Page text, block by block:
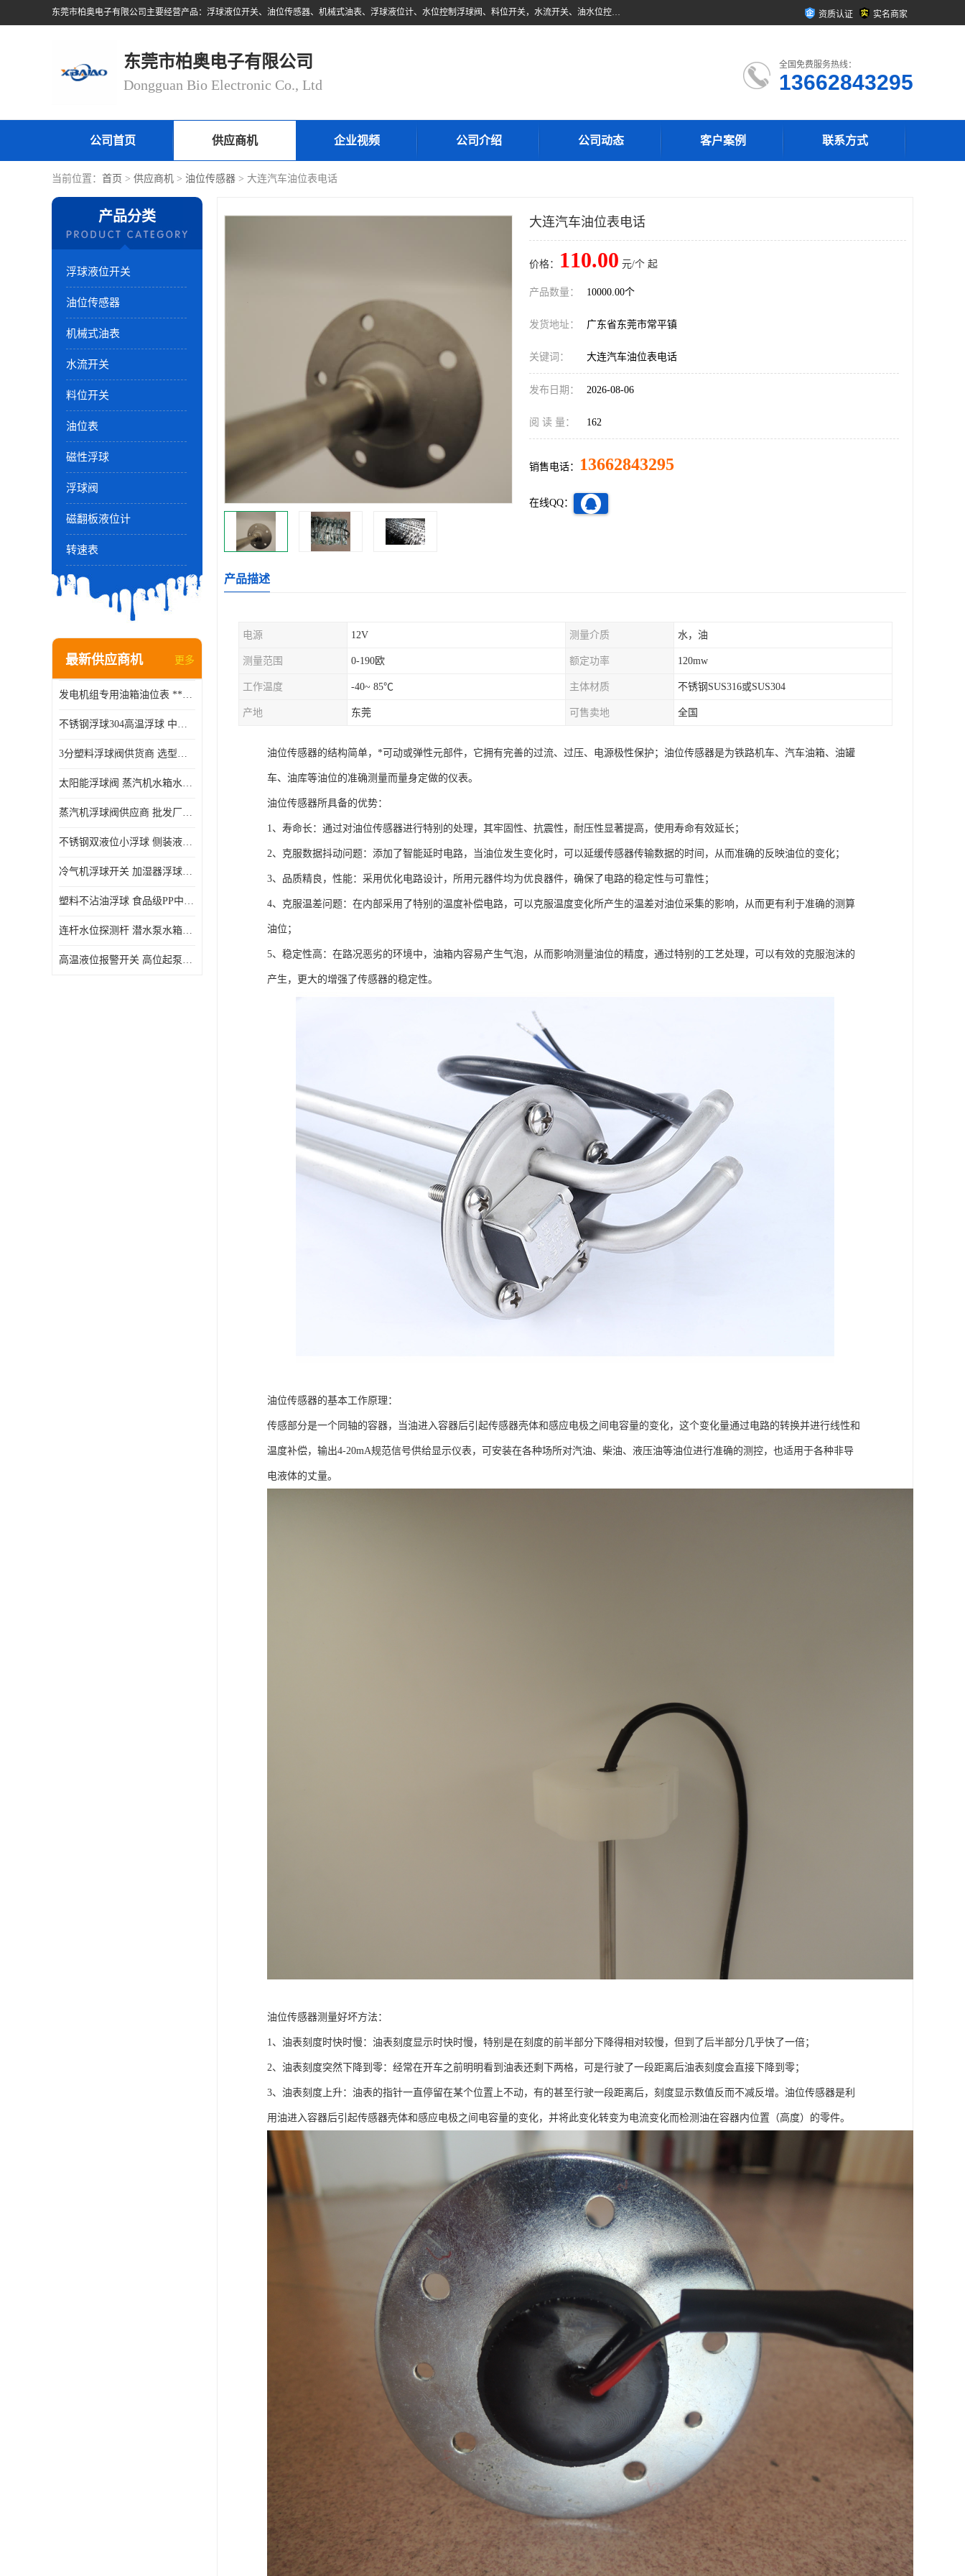
东莞市柏奥电子有限公司主要经营产品：浮球液位开关、油位传感器、机械式油表、浮球液位计、水位控制浮球阀、料位开关，水流开关、油水位控制配套仪表等。柏奥电子，您可信赖的合作伙伴 资质认证 实名商家
东莞市柏奥电子有限公司
Dongguan Bio Electronic Co., Ltd
全国免费服务热线：
13662843295
公司首页 供应商机 企业视频 公司介绍 公司动态 客户案例 联系方式
当前位置： 首页 > 供应商机 > 油位传感器 > 大连汽车油位表电话
产品分类
浮球液位开关
油位传感器
机械式油表
水流开关
料位开关
油位表
磁性浮球
浮球阀
磁翻板液位计
转速表
最新供应商机 更多
发电机组专用油箱油位表 **指针式机械式油表
不锈钢浮球304高温浮球 中空磁性浮球 规格齐全
3分塑料浮球阀供货商 选型说明
太阳能浮球阀 蒸汽机水箱水位控制阀 规格齐全
蒸汽机浮球阀供应商 批发厂家 支持定制
不锈钢双液位小浮球 侧装液位开关 金属304/316材质
冷气机浮球开关 加湿器浮球磁环 闪电发货
塑料不沾油浮球 食品级PP中空浮球302514
连杆水位探测杆 潜水泵水箱水位控制器 非标定制
高温液位报警开关 高位起泵低水位停泵 不锈钢浮球开关
大连汽车油位表电话
价格： 110.00 元/个 起
产品数量： 10000.00个
发货地址： 广东省东莞市常平镇
关键词： 大连汽车油位表电话
发布日期： 2026-08-06
阅 读 量： 162
销售电话： 13662843295
在线QQ：
产品描述
电源 12V 测量介质 水，油
测量范围 0-190欧 额定功率 120mw
工作温度 -40~ 85℃ 主体材质 不锈钢SUS316或SUS304
产地 东莞 可售卖地 全国
油位传感器的结构简单，*可动或弹性元部件，它拥有完善的过流、过压、电源极性保护；油位传感器是为铁路机车、汽车油箱、油罐
车、油库等油位的准确测量而量身定做的仪表。
油位传感器所具备的优势：
1、寿命长：通过对油位传感器进行特别的处理，其牢固性、抗震性，耐压性显著提高，使用寿命有效延长；
2、克服数据抖动问题：添加了智能延时电路，当油位发生变化时，可以延缓传感器传输数据的时间，从而准确的反映油位的变化；
3、品质精良，性能：采用优化电路设计，所用元器件均为优良器件，确保了电路的稳定性与可靠性；
4、克服温差问题：在内部采用了特别的温度补偿电路，可以克服温度变化所产生的温差对油位采集的影响，从而更有利于准确的测算
油位；
5、稳定性高：在路况恶劣的环境中，油箱内容易产生气泡，从而影响测量油位的精度，通过特别的工艺处理，可以有效的克服泡沫的
产生，更大的增强了传感器的稳定性。
油位传感器的基本工作原理：
传感部分是一个同轴的容器，当油进入容器后引起传感器壳体和感应电极之间电容量的变化，这个变化量通过电路的转换并进行线性和
温度补偿，输出4-20mA规范信号供给显示仪表，可安装在各种场所对汽油、柴油、液压油等油位进行准确的测控，也适用于各种非导
电液体的丈量。
油位传感器测量好坏方法：
1、油表刻度时快时慢：油表刻度显示时快时慢，特别是在刻度的前半部分下降得相对较慢，但到了后半部分几乎快了一倍；
2、油表刻度突然下降到零：经常在开车之前明明看到油表还剩下两格，可是行驶了一段距离后油表刻度会直接下降到零；
3、油表刻度上升：油表的指针一直停留在某个位置上不动，有的甚至行驶一段距离后，刻度显示数值反而不减反增。油位传感器是利
用油进入容器后引起传感器壳体和感应电极之间电容量的变化，并将此变化转变为电流变化而检测油在容器内位置（高度）的零件。